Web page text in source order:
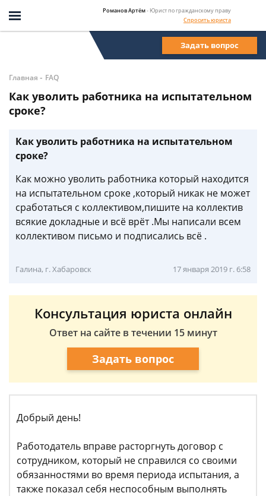
Романов Артём- Юрист по гражданскому праву
Спросить юриста
Задать вопрос
Главная - FAQ
Как уволить работника на испытательном
сроке?
Как уволить работника на испытательном
сроке?
Как можно уволить работника который находится
на испытательном сроке ,который никак не может
сработаться с коллективом,пишите на коллектив
всякие докладные и всё врёт .Мы написали всем
коллективом письмо и подписались всё .
Галина, г. Хабаровск 17 января 2019 г. 6:58
Консультация юриста онлайн
Ответ на сайте в течении 15 минут
Задать вопрос
Добрый день!
Работодатель вправе расторгнуть договор с
сотрудником, который не справился со своими
обязанностями во время периода испытания, а
также показал себя неспособным выполнять